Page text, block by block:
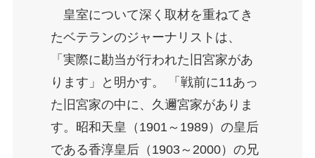
皇室について深く取材を重ねてき
たベテランのジャーナリストは、
「実際に勘当が行われた旧宮家があ
ります」と明かす。 「戦前に11あっ
た旧宮家の中に、久邇宮家がありま
す。昭和天皇（1901～1989）の皇后
である香淳皇后（1903～2000）の兄